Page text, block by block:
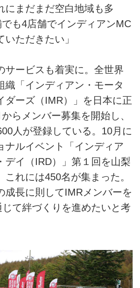
にまだまだ空白地域も多
でも4店舗でインディアンMC
ただきたい」
サービスも着実に。全世界
織「インディアン・モータ
ダーズ（IMR）」を日本に正
らメンバー募集を開始し、
人が登録している。10月に
ナルイベント「インディア
デイ（IRD）」第１回を山梨
これには450名が集まった。
成長に則してIMRメンバーを
て絆づくりを進めたいと考